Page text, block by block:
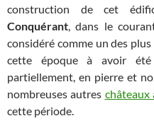
construction de cet
Conquérant, dans le
considéré comme un des
cette époque à avoir
partiellement, en pierre et
nombreuses autres châteaux
cette période.